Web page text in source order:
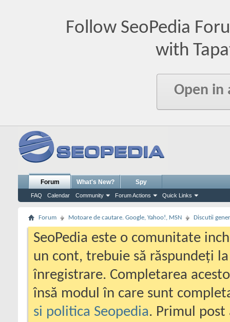
Follow SeoPedia
with
Open in
Forum
FAQ Calendar Community Forum Actions Quick Links
What's New? Spy
Forum Motoare de cautare. Google, Yahoo!, MSN Discutii
SeoPedia este o comunitate
un cont, trebuie să răspundeți
înregistrare. Completarea
însă modul în care sunt
si politica Seopedia. Primul